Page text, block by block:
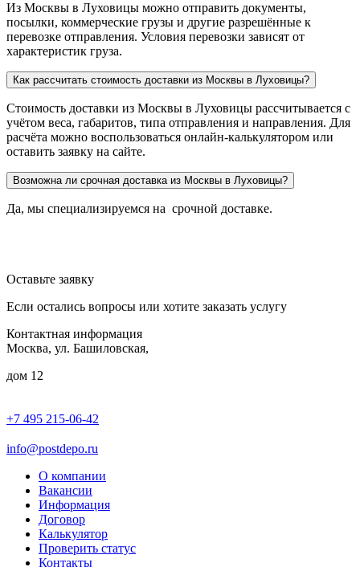
Из Москвы в Луховицы можно отправить документы,
посылки, коммерческие грузы и другие разрешённые к
перевозке отправления. Условия перевозки зависят от
характеристик груза.
Как рассчитать стоимость доставки из Москвы в Луховицы?
Стоимость доставки из Москвы в Луховицы рассчитывается с
учётом веса, габаритов, типа отправления и направления. Для
расчёта можно воспользоваться онлайн-калькулятором или
оставить заявку на сайте.
Возможна ли срочная доставка из Москвы в Луховицы?
Да, мы специализируемся на срочной доставке.
Оставьте заявку
Если остались вопросы или хотите заказать услугу
Контактная информация
Москва, ул. Башиловская,
дом 12
+7 495 215-06-42
info@postdepo.ru
О компании
Вакансии
Информация
Договор
Калькулятор
Проверить статус
Контакты